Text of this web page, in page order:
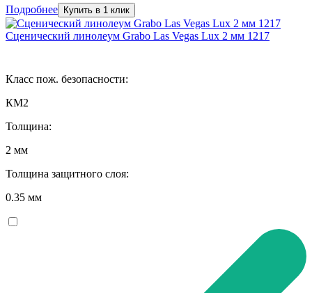
Подробнее Купить в 1 клик
Сценический линолеум Grabo Las Vegas Lux 2 мм 1217
Класс пож. безопасности:
КМ2
Толщина:
2 мм
Толщина защитного слоя:
0.35 мм